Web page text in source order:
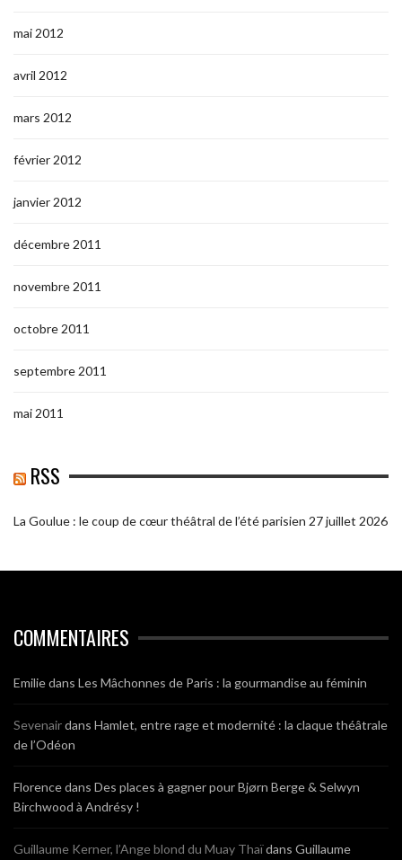
mai 2012
avril 2012
mars 2012
février 2012
janvier 2012
décembre 2011
novembre 2011
octobre 2011
septembre 2011
mai 2011
RSS
La Goulue : le coup de cœur théâtral de l’été parisien 27 juillet 2026
COMMENTAIRES
Emiliedans Les Mâchonnes de Paris : la gourmandise au féminin
Sevenairdans Hamlet, entre rage et modernité : la claque théâtrale
de l’Odéon
Florencedans Des places à gagner pour Bjørn Berge & Selwyn
Birchwood à Andrésy !
Guillaume Kerner, l’Ange blond du Muay Thaïdans Guillaume